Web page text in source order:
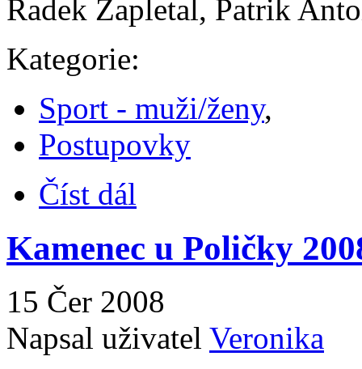
Radek Zapletal, Patrik
Kategorie:
Sport - muži/ženy,
Postupovky
Číst dál
Kamenec u Poličky
15 Čer 2008
Napsal uživatel Veronika